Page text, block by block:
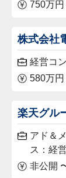
750万円
株式会社
経営コ
580万円
楽天グル
アド＆
ス：経
非公開